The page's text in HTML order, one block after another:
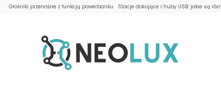
Głośniki przenośne z funkcją powerbanku Stacje dokujące i huby USB: jakie są